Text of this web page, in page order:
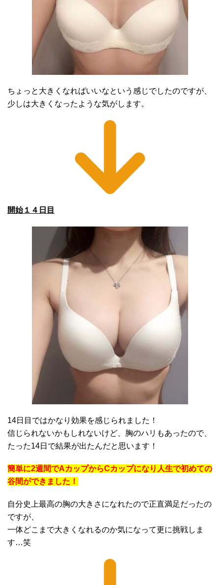
ちょっと大きくなればいいなという感じでしたのですが、
少しは大きくなったような気がします。
開始１４日目
14日目ではかなり効果を感じられました！
信じられないかもしれないけど、胸のハリもあったので、
たった14日で結果が出たんだと思います！
簡単に2週間でAカップからCカップになり人生で初めての
谷間ができました！
自分史上最高の胸の大きさになれたので正直満足だったの
ですが、
一体どこまで大きくなれるのか気になって更に挑戦しま
す…笑